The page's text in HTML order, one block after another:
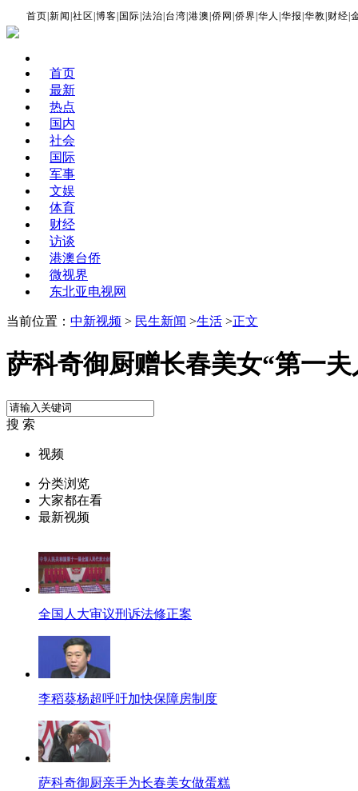
首页 |新闻 |社区 |博客 国际 |法治 台湾 |港澳 |侨网 |侨界 |华人 |华报 |华教 财经 |
首页
最新
热点
国内
社会
国际
军事
文娱
体育
财经
访谈
港澳台侨
微视界
东北亚电视网
当前位置： 中新视频 > 民生新闻 >生活 >正文
萨科奇御厨赠长春美女“第一夫
搜 索
视频
分类浏览
大家都在看
最新视频
全国人大审议刑诉法修正案
李稻葵杨超呼吁加快保障房制度
萨科奇御厨亲手为长春美女做蛋糕